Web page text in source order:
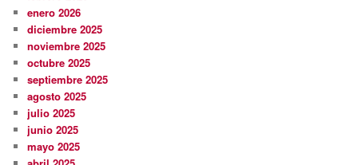
enero 2026
diciembre 2025
noviembre 2025
octubre 2025
septiembre 2025
agosto 2025
julio 2025
junio 2025
mayo 2025